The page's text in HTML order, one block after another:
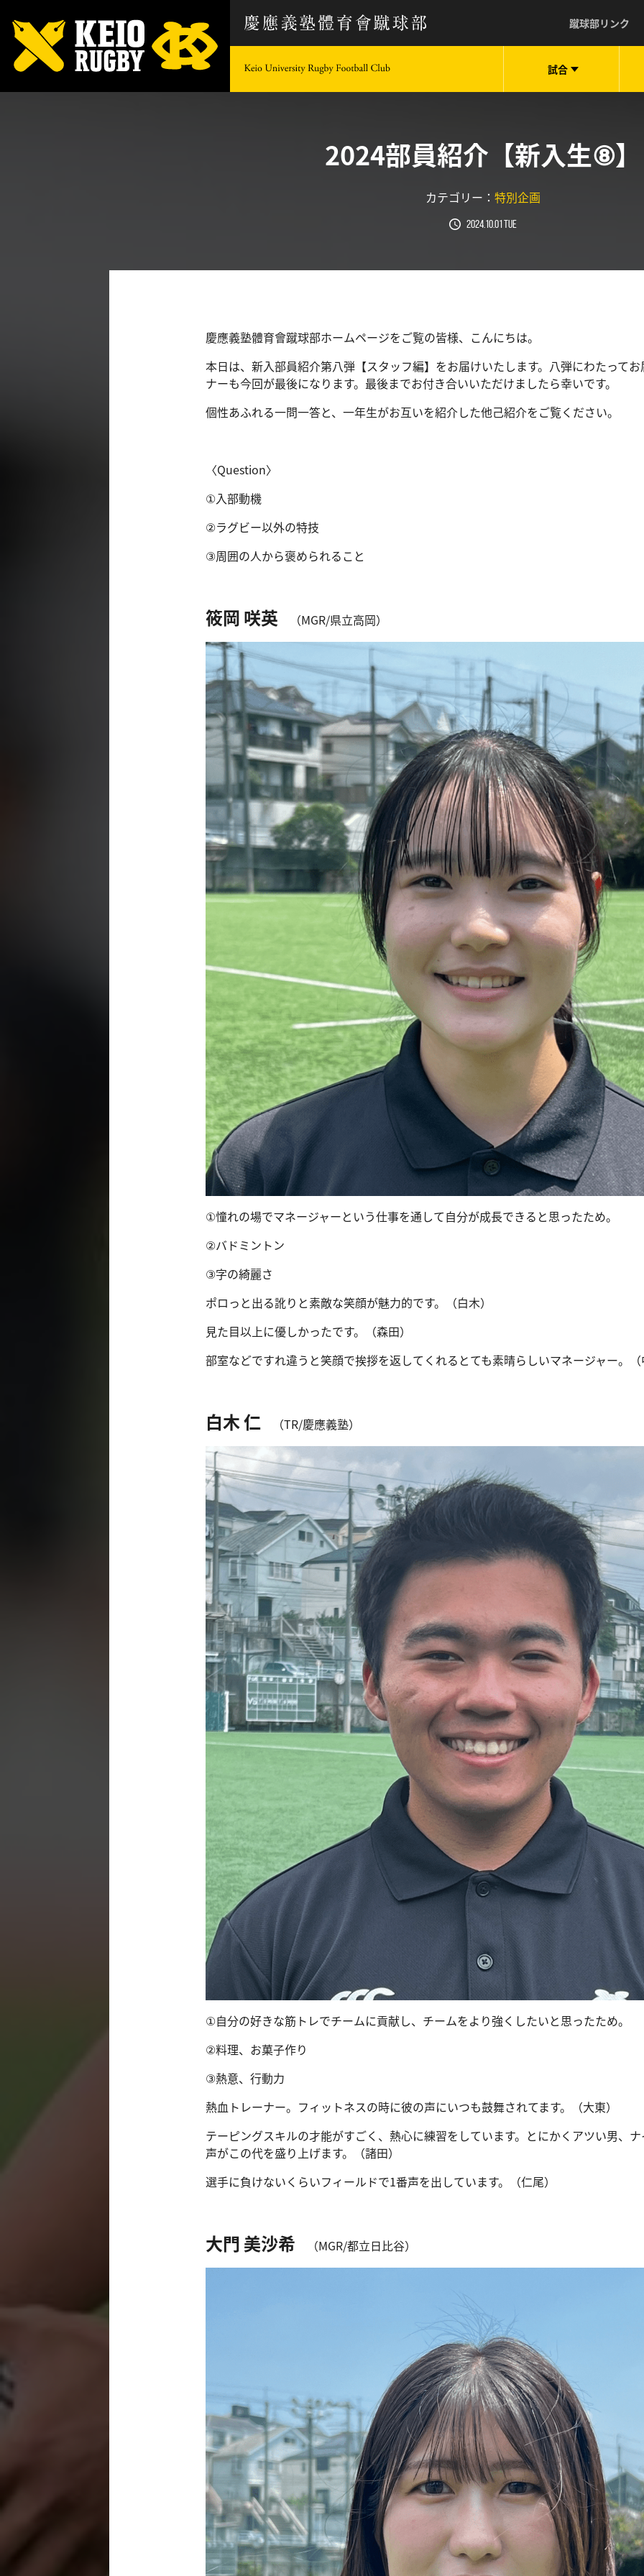
蹴球部リンク
試合
2024部員紹介【新入生⑧】
カテゴリー： 特別企画
2024.10.01 Tue
慶應義塾體育會蹴球部ホームページをご覧の皆様、こんにちは。
本日は、新入部員紹介第八弾【スタッフ編】をお届けいたします。八弾にわたって
ナーも今回が最後になります。最後までお付き合いいただけましたら幸いです。
個性あふれる一問一答と、一年生がお互いを紹介した他己紹介をご覧ください。
〈Question〉
①入部動機
②ラグビー以外の特技
③周囲の人から褒められること
筱岡 咲英 （MGR/県立高岡）
①憧れの場でマネージャーという仕事を通して自分が成長できると思ったため。
②バドミントン
③字の綺麗さ
ポロっと出る訛りと素敵な笑顔が魅力的です。（白木）
見た目以上に優しかったです。（森田）
部室などですれ違うと笑顔で挨拶を返してくれるとても素晴らしいマネージャー。
白木 仁 （TR/慶應義塾）
①自分の好きな筋トレでチームに貢献し、チームをより強くしたいと思ったため。
②料理、お菓子作り
③熱意、行動力
熱血トレーナー。フィットネスの時に彼の声にいつも鼓舞されてます。（大東）
テーピングスキルの才能がすごく、熱心に練習をしています。とにかくアツい男、
声がこの代を盛り上げます。（諸田）
選手に負けないくらいフィールドで1番声を出しています。（仁尾）
大門 美沙希 （MGR/都立日比谷）